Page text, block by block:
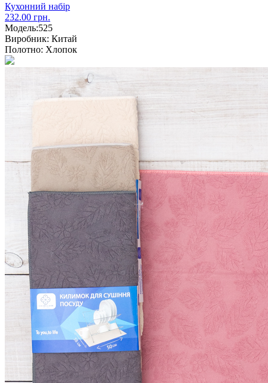
Кухонний набір
232.00 грн.
Модель:525
Виробник: Китай
Полотно: Хлопок